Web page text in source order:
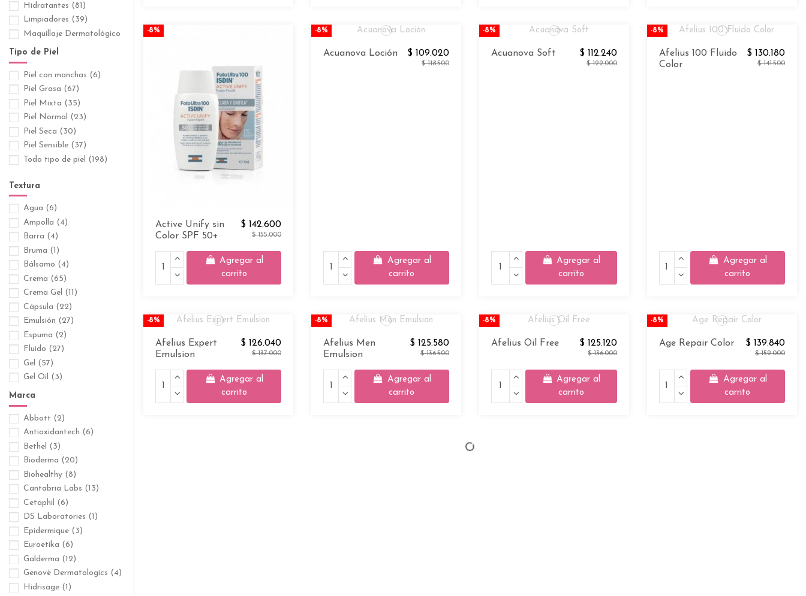
-8%
Active Unify sin
Color SPF 50+
$ 142.600
$ 155.000
Agregar al
carrito
-8%
Acuanova Loción $ 109.020
$ 118.500
Agregar al
carrito
-8%
Acuanova Soft $ 112.240
$ 122.000
Agregar al
carrito
-8%
Afelius 100 Fluido
Color
$ 130.180
$ 141.500
Agregar al
carrito
-8%
Afelius Expert
Emulsion
$ 126.040
$ 137.000
Agregar al
carrito
-8%
Afelius Men
Emulsion
$ 125.580
$ 136.500
Agregar al
carrito
-8%
Afelius Oil Free $ 125.120
$ 136.000
Agregar al
carrito
-8%
Age Repair Color $ 139.840
$ 152.000
Agregar al
carrito
Hidratantes (81)
Limpiadores (39)
Maquillaje Dermatológico
Protectores Solares(64)
Reafirmantes(6)
Seboregulador
Suplementos Dietarios
Tratamientos Reparadores
(10)
Tipo de Piel
Piel con manchas (6)
Piel Grasa (67)
Piel Mixta (35)
Piel Normal (23)
Piel Seca (30)
Piel Sensible (37)
Todo tipo de piel (198)
Textura
Agua (6)
Ampolla (4)
Barra (4)
Bruma (1)
Bálsamo (4)
Crema (65)
Crema Gel (11)
Cápsula (22)
Emulsión (27)
Espuma (2)
Fluido (27)
Gel (57)
Gel Oil (3)
Leche
Loción (18)
Mascarilla(1)
Mousse(3)
Polvo(1)
Polvo Compacto
Polvo Suelto(1)
Shampoo(18)
Solución(11)
Spray(5)
Suero(26)
Tableta(2)
Ungüento(2)
Marca
Abbott (2)
Antioxidantech (6)
Bethel (3)
Bioderma (20)
Biohealthy (8)
Cantabria Labs (13)
Cetaphil (6)
DS Laboratories (1)
Epidermique (3)
Euroetika (6)
Galderma (12)
Genovè Dermatologics (4)
Hidrisage (1)